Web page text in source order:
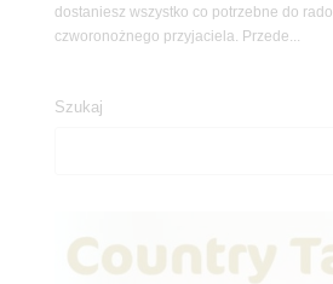
dostaniesz wszystko co potrzebne do
czworonożnego przyjaciela. Przede...
Szukaj